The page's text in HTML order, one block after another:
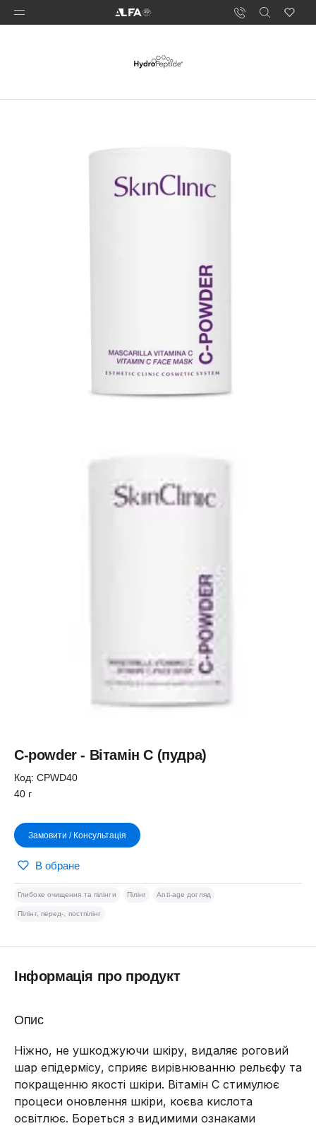
C-powder - Вітамін С (пудра)
Код: CPWD40
40 г
Замовити / Консультація
В обране
Глибоке очищення та пілінги Пілінг Anti-age догляд
Пілінг, перед-, постпілінг
Інформація про продукт
Опис
Ніжно, не ушкоджуючи шкіру, видаляє роговий
шар епідермісу, сприяє вирівнюванню рельєфу та
покращенню якості шкіри. Вітамін С стимулює
процеси оновлення шкіри, коєва кислота
освітлює. Бореться з видимими ознаками